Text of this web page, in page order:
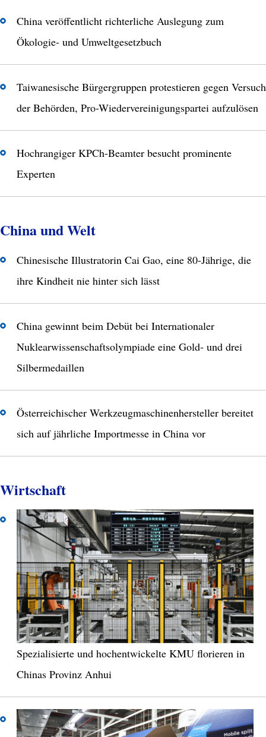
China veröffentlicht richterliche Auslegung zum
Ökologie- und Umweltgesetzbuch
Taiwanesische Bürgergruppen protestieren gegen Versuch
der Behörden, Pro-Wiedervereinigungspartei aufzulösen
Hochrangiger KPCh-Beamter besucht prominente
Experten
China und Welt
Chinesische Illustratorin Cai Gao, eine 80-Jährige, die
ihre Kindheit nie hinter sich lässt
China gewinnt beim Debüt bei Internationaler
Nuklearwissenschaftsolympiade eine Gold- und drei
Silbermedaillen
Österreichischer Werkzeugmaschinenhersteller bereitet
sich auf jährliche Importmesse in China vor
Wirtschaft
Spezialisierte und hochentwickelte KMU florieren in
Chinas Provinz Anhui